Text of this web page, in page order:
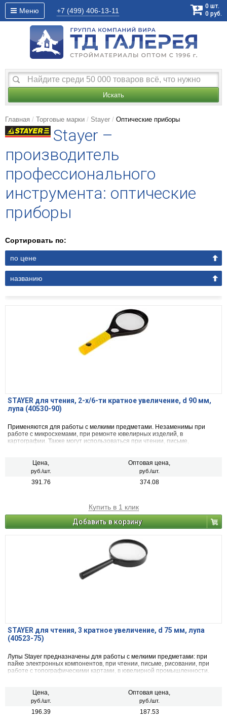
Меню +7 (499) 406-13-11
0 шт.
0 руб.
Искать
Главная Торговые марки Stayer Оптические приборы
Stayer –
производитель
профессионального
инструмента: оптические
приборы
Сортировать по:
по цене
названию
STAYER для чтения, 2-х/6-ти кратное увеличение, d 90 мм,
лупа (40530-90)
Применяются для работы с мелкими предметами. Незаменимы при
работе с микросхемами, при ремонте ювелирных изделий, в
картографии. Также могут использоваться при чтении, письме,
Цена,
руб./шт.
Оптовая цена,
руб./шт.
391.76 374.08
Купить в 1 клик
Добавить в корзину
STAYER для чтения, 3 кратное увеличение, d 75 мм, лупа
(40523-75)
Лупы Stayer предназначены для работы с мелкими предметами: при
пайке электронных компонентов, при чтении, письме, рисовании, при
работе с топографическими картами, в ювелирной промышленности.
Цена,
руб./шт.
Оптовая цена,
руб./шт.
196.39 187.53